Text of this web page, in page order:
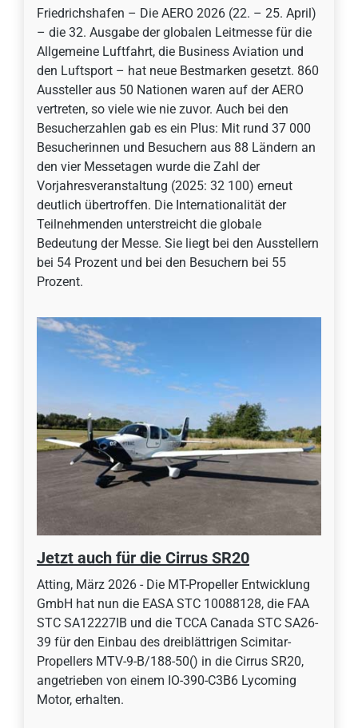
Friedrichshafen – Die AERO 2026 (22. – 25. April)
– die 32. Ausgabe der globalen Leitmesse für die
Allgemeine Luftfahrt, die Business Aviation und
den Luftsport – hat neue Bestmarken gesetzt. 860
Aussteller aus 50 Nationen waren auf der AERO
vertreten, so viele wie nie zuvor. Auch bei den
Besucherzahlen gab es ein Plus: Mit rund 37 000
Besucherinnen und Besuchern aus 88 Ländern an
den vier Messetagen wurde die Zahl der
Vorjahresveranstaltung (2025: 32 100) erneut
deutlich übertroffen. Die Internationalität der
Teilnehmenden unterstreicht die globale
Bedeutung der Messe. Sie liegt bei den Ausstellern
bei 54 Prozent und bei den Besuchern bei 55
Prozent.
Jetzt auch für die Cirrus SR20
Atting, März 2026 - Die MT-Propeller Entwicklung
GmbH hat nun die EASA STC 10088128, die FAA
STC SA12227IB und die TCCA Canada STC SA26-
39 für den Einbau des dreiblättrigen Scimitar-
Propellers MTV-9-B/188-50() in die Cirrus SR20,
angetrieben von einem IO-390-C3B6 Lycoming
Motor, erhalten.